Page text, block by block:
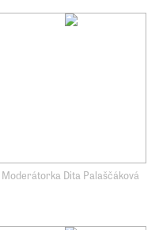
Moderátorka Dita Palaščáková